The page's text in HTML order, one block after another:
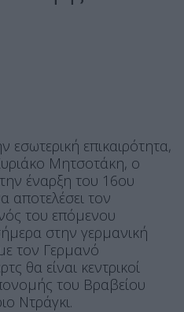
επικαιρότητα,
Μητσοτάκη, ο
έναρξη του 16ου
αποτελέσει τον
του επόμενου
στην γερμανική
τον Γερμανό
θα είναι κεντρικοί
του Βραβείου
Ντράγκι.